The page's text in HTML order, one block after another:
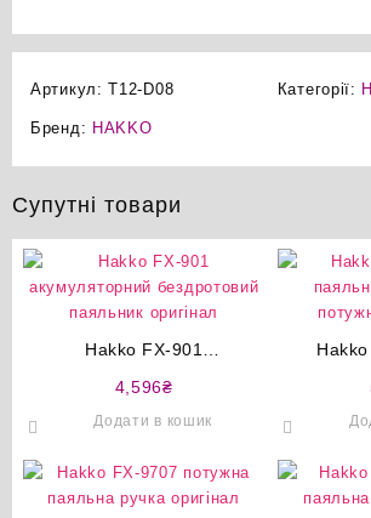
Артикул:T12-D08 Категорії:
Бренд: HAKKO
Супутні товари
Hakko FX-901
паяльник оригінал
4,596₴
Додати в кошик